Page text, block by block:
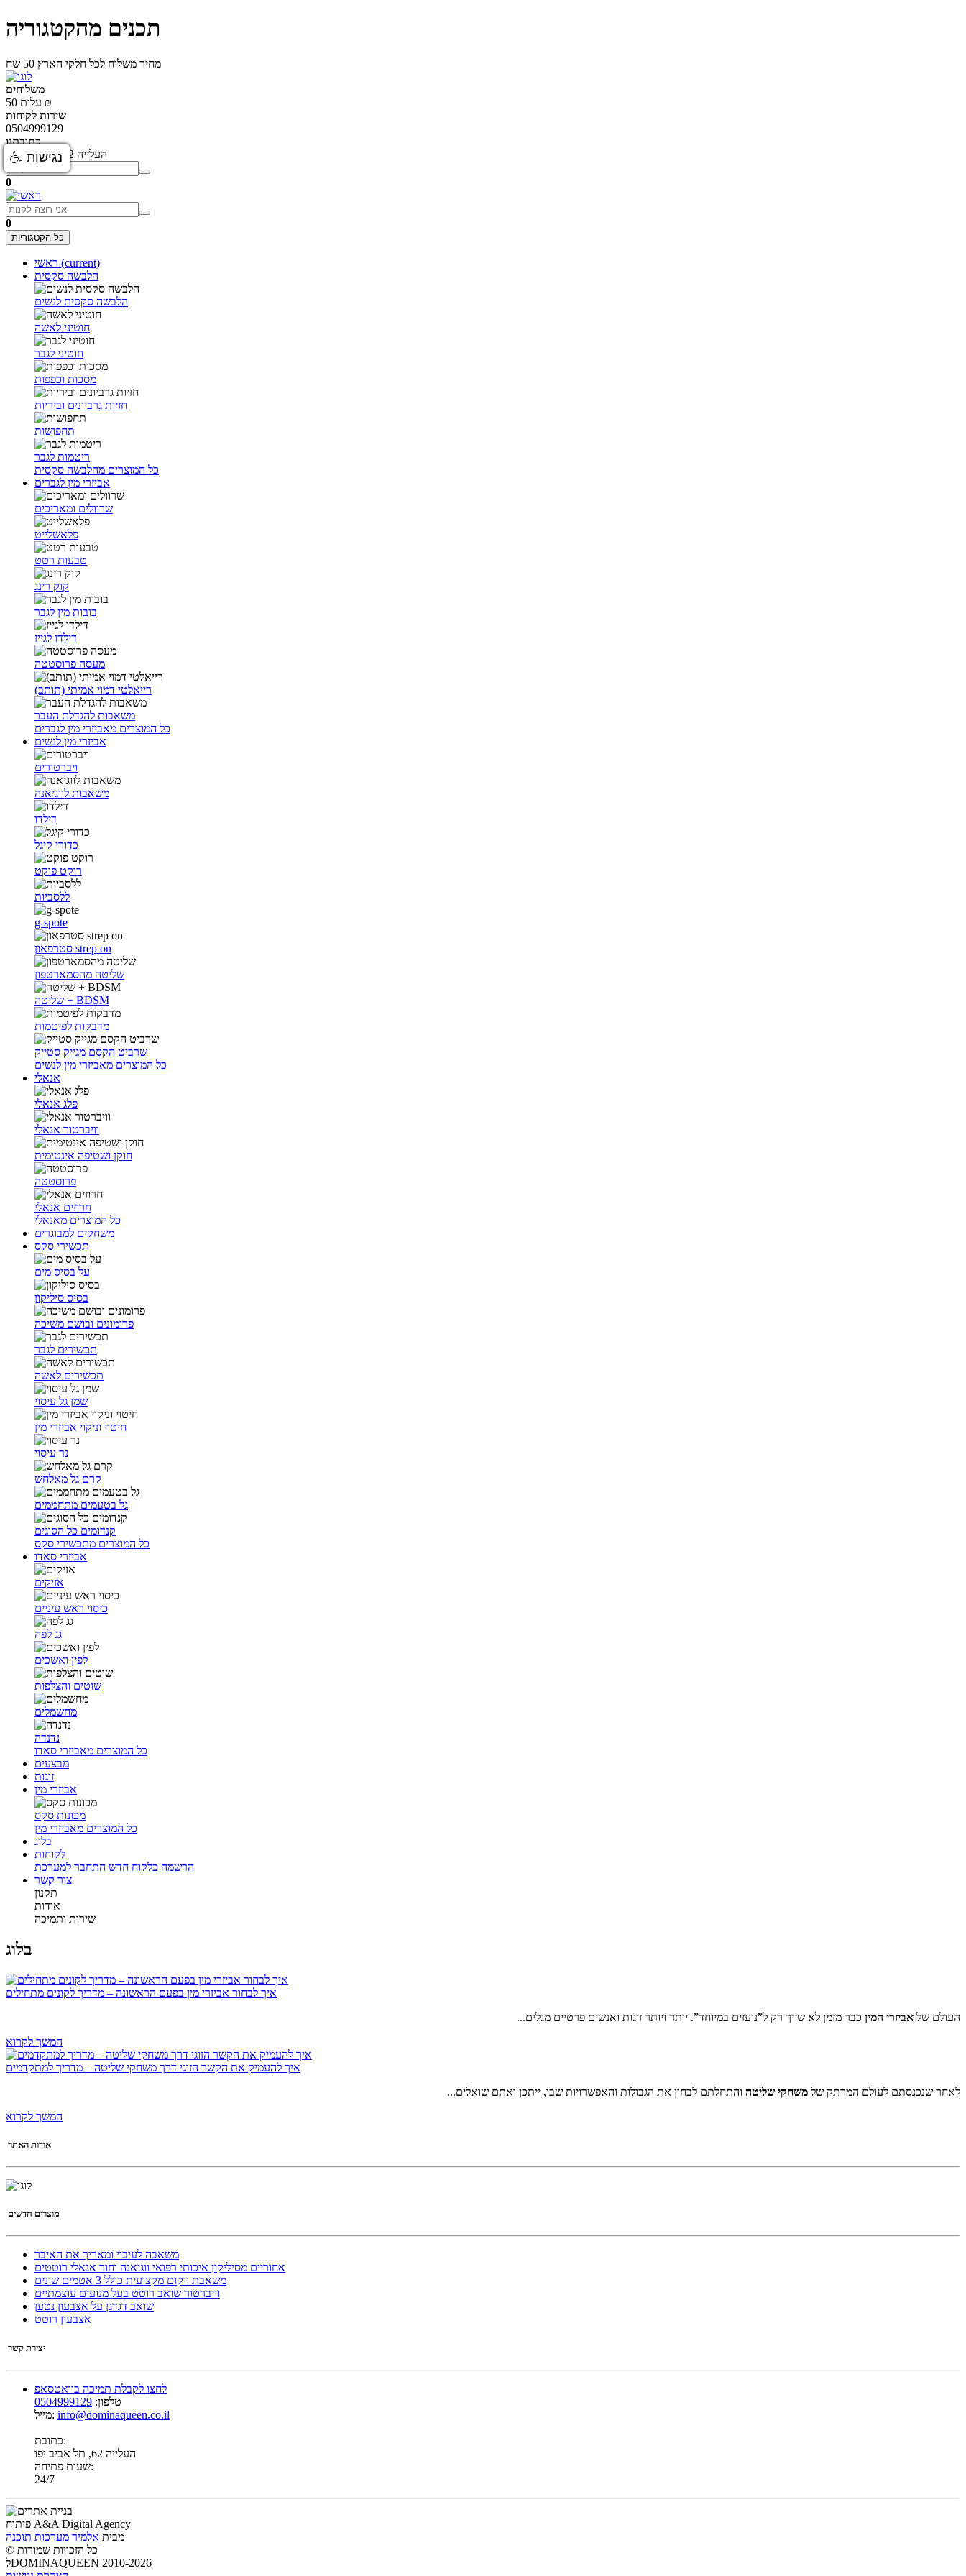
תכנים מהקטגוריה
מחיר משלוח לכל חלקי הארץ 50 שח
משלוחים
עלות 50 ₪
שירות לקוחות
0504999129
כתובתנו
העלייה 62, תל אביב יפו
0
0
כל הקטגוריות
(current)
הלבשה סקסית
הלבשה סקסית לנשים
חוטיני לאשה
חוטיני לגבר
מסכות וכפפות
חזיות גרביונים וביריות
תחפושות
ריטמות לגבר
כל המוצרים מהלבשה סקסית
אביזרי מין לגברים
שרוולים ומאריכים
פלאשלייט
טבעות רטט
קוק רינג
בובות מין לגבר
דילדו לגייז
מעסה פרוסטטה
רייאלטי דמוי אמיתי (תותב)
משאבות להגדלת העבר
כל המוצרים מאביזרי מין לגברים
אביזרי מין לנשים
ויברטורים
משאבות לווגיאנה
דילדו
כדורי קיגל
רוקט פוקט
ללסביות
g-spote
סטרפאון strep on
שליטה מהסמארטפון
שליטה + BDSM
מדבקות לפיטמות
שרביט הקסם מגייק סטייק
כל המוצרים מאביזרי מין לנשים
אנאלי
פלג אנאלי
וויברטור אנאלי
חוקן ושטיפה אינטימית
פרוסטטה
חרוזים אנאלי
כל המוצרים מאנאלי
משחקים למבוגרים
תכשירי סקס
על בסיס מים
בסיס סיליקון
פרומונים ובושם משיכה
תכשירים לגבר
תכשירים לאשה
שמן גל עיסוי
חיטוי וניקוי אביזרי מין
נר עיסוי
קרם גל מאלחש
גל בטעמים מתחממים
קנדומים כל הסוגים
כל המוצרים מתכשירי סקס
אביזרי סאדו
אזיקים
כיסוי ראש עיניים
גג לפה
לפין ואשכים
שוטים והצלפות
מחשמלים
נדנדה
כל המוצרים מאביזרי סאדו
מבצעים
זוגות
אביזרי מין
מכונות סקס
כל המוצרים מאביזרי מין
בלוג
לקוחות
הרשמה כלקוח חדש התחבר למערכת
צור קשר
תקנון
אודות
שירות ותמיכה
בלוג
איך לבחור אביזרי מין בפעם הראשונה – מדריך לקונים מתחילים
העולם של אביזרי המין כבר מזמן לא שייך רק ל”נועזים במיוחד”. יותר ויותר זוגות ואנשים פרטיים מגלים...
המשך לקרוא
איך להעמיק את הקשר הזוגי דרך משחקי שליטה – מדריך למתקדמים
לאחר שנכנסתם לעולם המרתק של משחקי שליטה והתחלתם לבחון את הגבולות והאפשרויות שבו, ייתכן ואתם שואלים...
המשך לקרוא
אודות האתר
מוצרים חדשים
משאבה לעיבוי ומאריך את האיבר
אחוריים מסיליקון איכותי רפואי ווגיאנה וחור אנאלי רוטטים
משאבת ווקום מקצועית כולל 3 אטמים שונים
וויברטור שואב רוטט בעל מנועים עוצמתיים
שואב דגדגן על אצבעון נטען
אצבעון רוטט
יצירת קשר
לחצו לקבלת תמיכה בוואטסאפ
טלפון: 0504999129
מייל: info@dominaqueen.co.il
כתובת:
העלייה 62, תל אביב יפו
שעות פתיחה:
24/7
פיתוח A&A Digital Agency
מבית אלמיר מערכות תוכנה
© כל הזכויות שמורות
לDOMINAQUEEN 2010-2026
נגישות